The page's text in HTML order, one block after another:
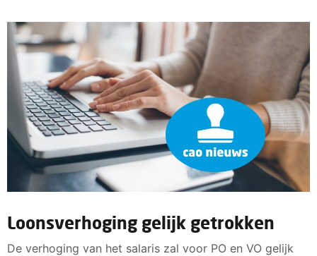
Loonsverhoging gelijk getrokken
De verhoging van het salaris zal voor PO en VO gelijk